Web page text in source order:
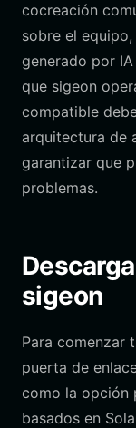
cocreación
sobre el
generado por
que sigeon
compatible
arquitectura de
garantizar que
problemas.
sigeon
Para comenzar
puerta de
como la opción
basados en